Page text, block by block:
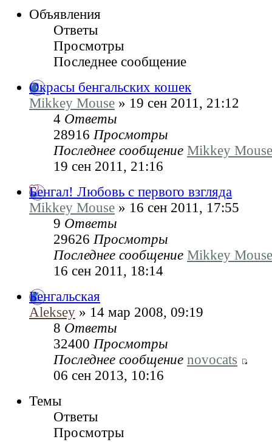
Объявления
Ответы
Просмотры
Последнее сообщение
Окрасы бенгальских кошек
Mikkey Mouse » 19 сен 2011, 21:12
4 Ответы
28916 Просмотры
Последнее сообщение Mikkey Mouse
19 сен 2011, 21:16
Бенгал! Любовь с первого взгляда
Mikkey Mouse » 16 сен 2011, 17:55
9 Ответы
29626 Просмотры
Последнее сообщение Mikkey Mouse
16 сен 2011, 18:14
Бенгальская
Aleksey » 14 мар 2008, 09:19
8 Ответы
32400 Просмотры
Последнее сообщение novocats
06 сен 2013, 10:16
Темы
Ответы
Просмотры